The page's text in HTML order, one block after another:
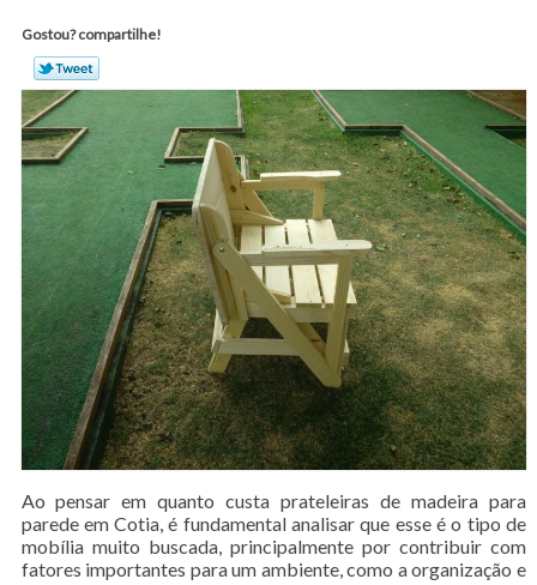
Gostou? compartilhe!
Ao pensar em quanto custa prateleiras de madeira para
parede em Cotia, é fundamental analisar que esse é o tipo de
mobília muito buscada, principalmente por contribuir com
fatores importantes para um ambiente, como a organização e